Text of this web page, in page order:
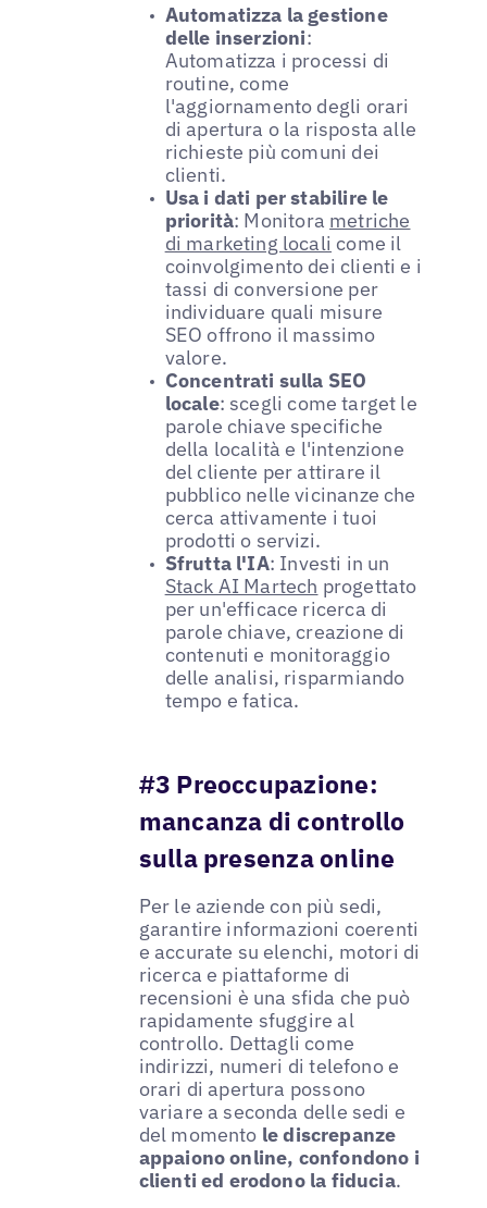
Automatizza la gestione
delle inserzioni:
Automatizza i processi di
routine, come
l'aggiornamento degli orari
di apertura o la risposta alle
richieste più comuni dei
clienti.
Usa i dati per stabilire le
priorità: Monitora metriche
di marketing locali come il
coinvolgimento dei clienti e i
tassi di conversione per
individuare quali misure
SEO offrono il massimo
valore.
Concentrati sulla SEO
locale: scegli come target le
parole chiave specifiche
della località e l'intenzione
del cliente per attirare il
pubblico nelle vicinanze che
cerca attivamente i tuoi
prodotti o servizi.
Sfrutta l'IA: Investi in un
Stack AI Martech progettato
per un'efficace ricerca di
parole chiave, creazione di
contenuti e monitoraggio
delle analisi, risparmiando
tempo e fatica.
#3 Preoccupazione:
mancanza di controllo
sulla presenza online
Per le aziende con più sedi,
garantire informazioni coerenti
e accurate su elenchi, motori di
ricerca e piattaforme di
recensioni è una sfida che può
rapidamente sfuggire al
controllo. Dettagli come
indirizzi, numeri di telefono e
orari di apertura possono
variare a seconda delle sedi e
del momento le discrepanze
appaiono online, confondono i
clienti ed erodono la fiducia.